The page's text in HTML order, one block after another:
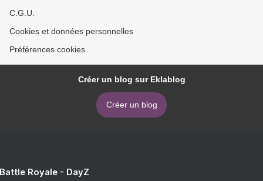
C.G.U.
Cookies et données personnelles
Préférences cookies
Créer un blog sur Eklablog
Créer un blog
Royale - DayZ